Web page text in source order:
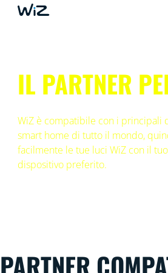
IL PARTNER
WiZ è compatibile con i principali
smart home di tutto il mondo,
facilmente le tue luci WiZ con il
dispositivo preferito.
PARTNER